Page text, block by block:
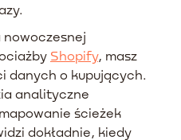
nowoczesnej
Shopify, masz
danych o kupujących.
analityczne
ścieżek
dokładnie, kiedy